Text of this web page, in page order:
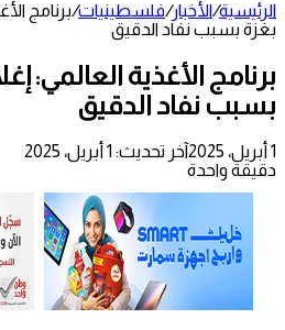
الرئيسية/الأخبار/فلسطينيات/برنامج
بغزة بسبب نفاد الدقيق
برنامج الأغذية العالمي:
بسبب نفاد الدقيق
1 أبريل، 2025
آخر تحديث: 1 أبريل، 2025
دقيقة واحدة